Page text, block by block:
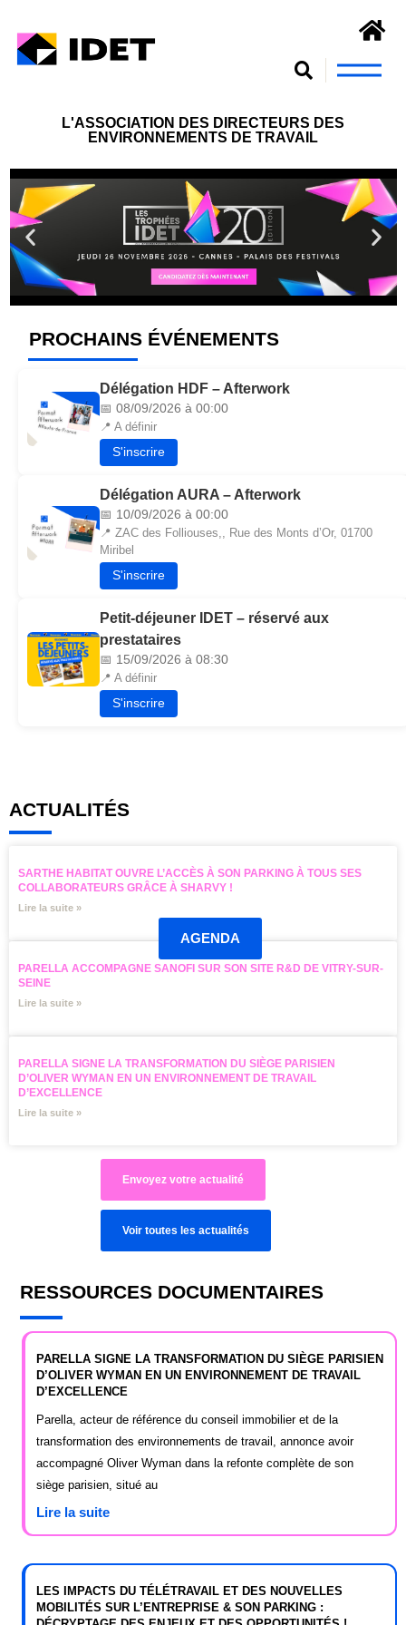
L'ASSOCIATION DES DIRECTEURS DES
ENVIRONNEMENTS DE TRAVAIL
PROCHAINS ÉVÉNEMENTS
Délégation HDF – Afterwork
📅 08/09/2026 à 00:00
📍 A définir
S'inscrire
Délégation AURA – Afterwork
📅 10/09/2026 à 00:00
📍 ZAC des Folliouses,, Rue des Monts d’Or, 01700
Miribel
S'inscrire
Petit-déjeuner IDET – réservé aux
prestataires
📅 15/09/2026 à 08:30
📍 A définir
S'inscrire
AGENDA
ACTUALITÉS
SARTHE HABITAT OUVRE L’ACCÈS À SON PARKING À TOUS SES
COLLABORATEURS GRÂCE À SHARVY !
Lire la suite »
PARELLA ACCOMPAGNE SANOFI SUR SON SITE R&D DE VITRY-SUR-
SEINE
Lire la suite »
PARELLA SIGNE LA TRANSFORMATION DU SIÈGE PARISIEN
D’OLIVER WYMAN EN UN ENVIRONNEMENT DE TRAVAIL
D’EXCELLENCE
Lire la suite »
Envoyez votre actualité
Voir toutes les actualités
RESSOURCES DOCUMENTAIRES
PARELLA SIGNE LA TRANSFORMATION DU SIÈGE PARISIEN
D’OLIVER WYMAN EN UN ENVIRONNEMENT DE TRAVAIL
D’EXCELLENCE
Parella, acteur de référence du conseil immobilier et de la
transformation des environnements de travail, annonce avoir
accompagné Oliver Wyman dans la refonte complète de son
siège parisien, situé au
Lire la suite
LES IMPACTS DU TÉLÉTRAVAIL ET DES NOUVELLES
MOBILITÉS SUR L’ENTREPRISE & SON PARKING :